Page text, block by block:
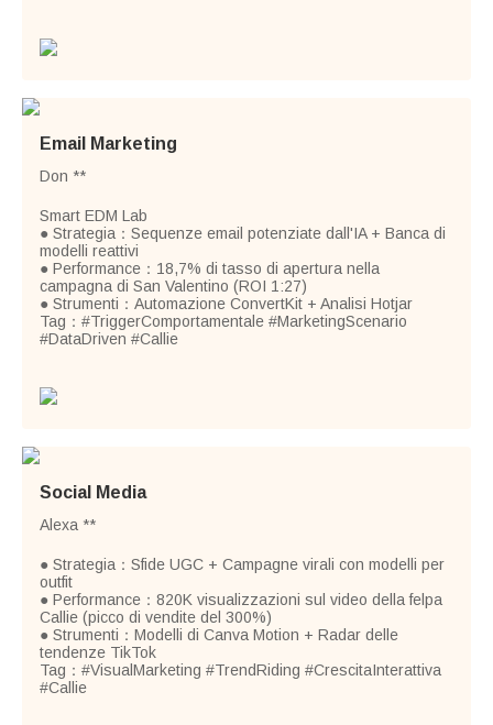
Email Marketing
Don **
Smart EDM Lab
● Strategia：Sequenze email potenziate dall'IA + Banca di
modelli reattivi
● Performance：18,7% di tasso di apertura nella
campagna di San Valentino (ROI 1:27)
● Strumenti：Automazione ConvertKit + Analisi Hotjar
Tag：#TriggerComportamentale #MarketingScenario
#DataDriven #Callie
Social Media
Alexa **
● Strategia：Sfide UGC + Campagne virali con modelli per
outfit
● Performance：820K visualizzazioni sul video della felpa
Callie (picco di vendite del 300%)
● Strumenti：Modelli di Canva Motion + Radar delle
tendenze TikTok
Tag：#VisualMarketing #TrendRiding #CrescitaInterattiva
#Callie